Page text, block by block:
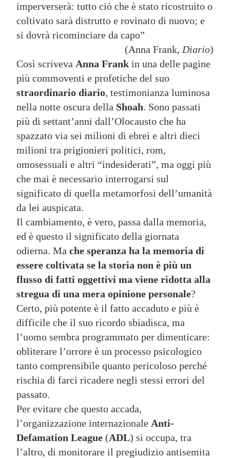
imperverserà: tutto ciò che è stato ricostruito o
coltivato sarà distrutto e rovinato di nuovo; e
si dovrà ricominciare da capo”
(Anna Frank, Diario)
Così scriveva Anna Frank in una delle pagine
più commoventi e profetiche del suo
straordinario diario, testimonianza luminosa
nella notte oscura della Shoah. Sono passati
più di settant’anni dall’Olocausto che ha
spazzato via sei milioni di ebrei e altri dieci
milioni tra prigionieri politici, rom,
omosessuali e altri “indesiderati”, ma oggi più
che mai è necessario interrogarsi sul
significato di quella metamorfosi dell’umanità
da lei auspicata.
Il cambiamento, è vero, passa dalla memoria,
ed è questo il significato della giornata
odierna. Ma che speranza ha la memoria di
essere coltivata se la storia non è più un
flusso di fatti oggettivi ma viene ridotta alla
stregua di una mera opinione personale?
Certo, più potente è il fatto accaduto e più è
difficile che il suo ricordo sbiadisca, ma
l’uomo sembra programmato per dimenticare:
obliterare l’orrore è un processo psicologico
tanto comprensibile quanto pericoloso perché
rischia di farci ricadere negli stessi errori del
passato.
Per evitare che questo accada,
l’organizzazione internazionale Anti-
Defamation League (ADL) si occupa, tra
l’altro, di monitorare il pregiudizio antisemita